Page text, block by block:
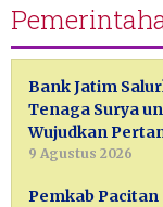
Bank Jatim
Tenaga Surya
Wujudkan
9 Agustus 2026
Pemkab Pacitan